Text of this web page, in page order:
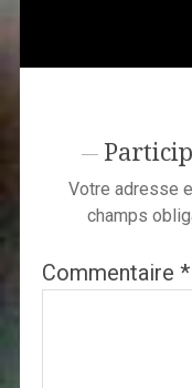
Votre adresse
champs
Commentaire *